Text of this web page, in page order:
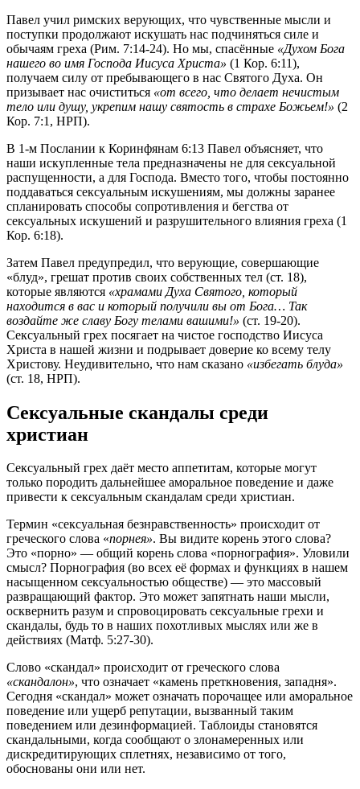
Павел учил римских верующих, что чувственные мысли и
поступки продолжают искушать нас подчиняться силе и
обычаям греха (Рим. 7:14-24). Но мы, спасённые «Духом Бога
нашего во имя Господа Иисуса Христа» (1 Кор. 6:11),
получаем силу от пребывающего в нас Святого Духа. Он
призывает нас очиститься «от всего, что делает нечистым
тело или душу, укрепим нашу святость в страхе Божьем!» (2
Кор. 7:1, НРП).
В 1-м Послании к Коринфянам 6:13 Павел объясняет, что
наши искупленные тела предназначены не для сексуальной
распущенности, а для Господа. Вместо того, чтобы постоянно
поддаваться сексуальным искушениям, мы должны заранее
спланировать способы сопротивления и бегства от
сексуальных искушений и разрушительного влияния греха (1
Кор. 6:18).
Затем Павел предупредил, что верующие, совершающие
«блуд», грешат против своих собственных тел (ст. 18),
которые являются «храмами Духа Святого, который
находится в вас и который получили вы от Бога… Так
воздайте же славу Богу телами вашими!» (ст. 19-20).
Сексуальный грех посягает на чистое господство Иисуса
Христа в нашей жизни и подрывает доверие ко всему телу
Христову. Неудивительно, что нам сказано «избегать блуда»
(ст. 18, НРП).
Сексуальные скандалы среди
христиан
Сексуальный грех даёт место аппетитам, которые могут
только породить дальнейшее аморальное поведение и даже
привести к сексуальным скандалам среди христиан.
Термин «сексуальная безнравственность» происходит от
греческого слова «порнея». Вы видите корень этого слова?
Это «порно» — общий корень слова «порнография». Уловили
смысл? Порнография (во всех её формах и функциях в нашем
насыщенном сексуальностью обществе) — это массовый
развращающий фактор. Это может запятнать наши мысли,
осквернить разум и спровоцировать сексуальные грехи и
скандалы, будь то в наших похотливых мыслях или же в
действиях (Матф. 5:27-30).
Слово «скандал» происходит от греческого слова
«скандалон», что означает «камень преткновения, западня».
Сегодня «скандал» может означать порочащее или аморальное
поведение или ущерб репутации, вызванный таким
поведением или дезинформацией. Таблоиды становятся
скандальными, когда сообщают о злонамеренных или
дискредитирующих сплетнях, независимо от того,
обоснованы они или нет.